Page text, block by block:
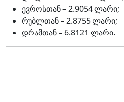
ევროსთან – 2.9054 ლარი;
რუბლთან – 2.8755 ლარი;
დრამთან – 6.8121 ლარი.